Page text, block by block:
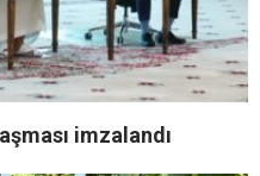
imzalandı